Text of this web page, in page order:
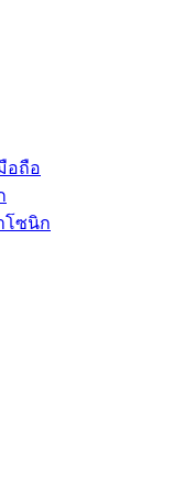
อถือ
โซนิก